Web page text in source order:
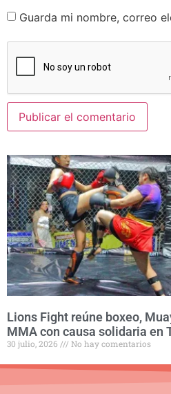
Guarda mi nombre, correo
Lions Fight reúne boxeo,
MMA con causa solidaria en
30 julio, 2026 No hay comentarios